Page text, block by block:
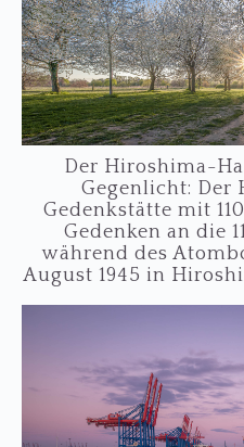
Der Hiroshima-
Gegenlicht: Der
Gedenkstätte mit
Gedenken an die
während des
August 1945 in